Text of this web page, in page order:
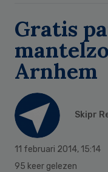
Gratis
Arnhem
Skipr
11 februari 2014, 15:14
95 keer gelezen